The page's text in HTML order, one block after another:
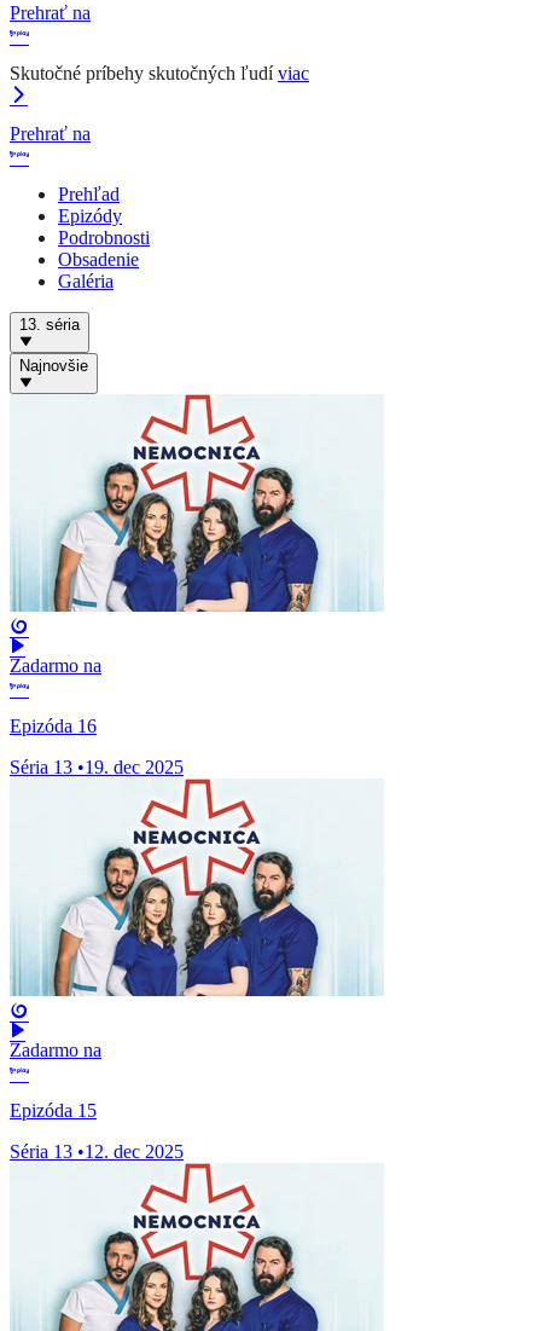
Prehrať na
Skutočné príbehy skutočných ľudíviac
Prehrať na
Prehľad
Epizódy
Podrobnosti
Obsadenie
Galéria
13. séria
Najnovšie
Zadarmo na
Epizóda 16
Séria 13 •19. dec 2025
Zadarmo na
Epizóda 15
Séria 13 •12. dec 2025